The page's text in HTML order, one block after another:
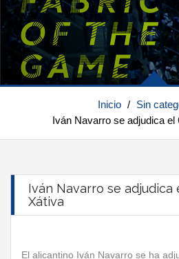
Inicio / Sin
Iván Navarro se adjudica
Iván Navarro se adjudica
Xátiva
El alicantino Iván Navarro se ha